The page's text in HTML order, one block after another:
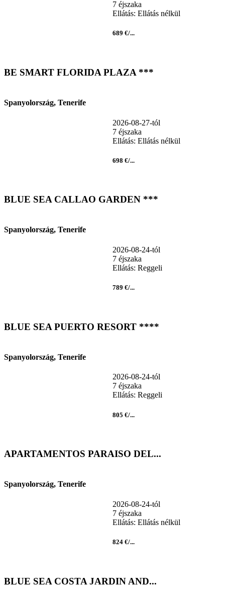
7 éjszaka
Ellátás: Ellátás nélkül
689 €/...
BE SMART FLORIDA PLAZA ***
Spanyolország, Tenerife
2026-08-27-tól
7 éjszaka
Ellátás: Ellátás nélkül
698 €/...
BLUE SEA CALLAO GARDEN ***
Spanyolország, Tenerife
2026-08-24-tól
7 éjszaka
Ellátás: Reggeli
789 €/...
BLUE SEA PUERTO RESORT ****
Spanyolország, Tenerife
2026-08-24-tól
7 éjszaka
Ellátás: Reggeli
805 €/...
APARTAMENTOS PARAISO DEL...
Spanyolország, Tenerife
2026-08-24-tól
7 éjszaka
Ellátás: Ellátás nélkül
824 €/...
BLUE SEA COSTA JARDIN AND...